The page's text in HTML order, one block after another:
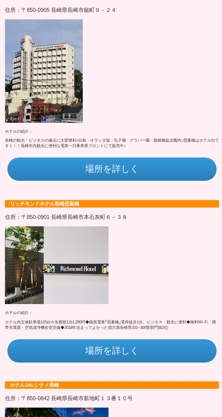
住所：〒850-0905 長崎県長崎市籠町９－２４
ホテルの紹介：
長崎の観光・ビジネスの拠点に大変便利♪出島・オランダ坂・孔子廟・グラバー園・眼鏡橋徒歩圏内♪思案橋はホテル出て
すぐ！！長崎市内観光に便利な電車一日乗車券フロントにて販売中♪
場所を詳しく
リッチモンドホテル長崎思案橋
住所：〒850-0901 長崎県長崎市本石灰町６－３８
ホテルの紹介：
ホテル内立体駐車場115台※先着順1泊1,200円◆路面電車｢思案橋｣電停徒歩1分。ビジネス・観光に便利◆無料Wi-Fi・携
帯充電器・空気清浄機全室完備◆2018年泊まってよかった宿大賞長崎県101~300室部門第2位
場所を詳しく
ホテルJALシティ長崎
住所：〒850-0842 長崎県長崎市新地町１３番１０号